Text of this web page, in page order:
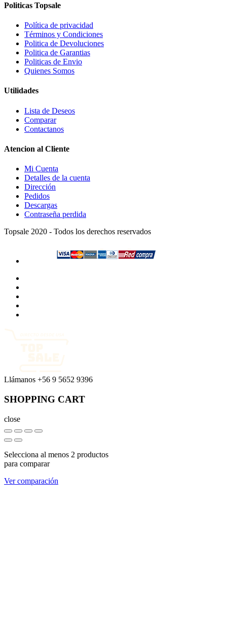
Politicas Topsale
Política de privacidad
Términos y Condiciones
Politica de Devoluciones
Politica de Garantias
Politicas de Envio
Quienes Somos
Utilidades
Lista de Deseos
Comparar
Contactanos
Atencion al Cliente
Mi Cuenta
Detalles de la cuenta
Dirección
Pedidos
Descargas
Contraseña perdida
Topsale 2020 - Todos los derechos reservados
Llámanos +56 9 5652 9396
SHOPPING CART
close
Selecciona al menos 2 productos
para comparar
Ver comparación